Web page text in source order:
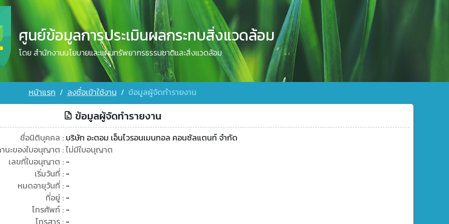
ศูนย์ข้อมูลการประเมินผลกระทบสิ่งแวดล้อม
โดย สำนักงานนโยบายและแผนทรัพยากรธรรมชาติและสิ่งแวดล้อม
หน้าแรก ลงชื่อเข้าใช้งาน ข้อมูลผู้จัดทำรายงาน
ข้อมูลผู้จัดทำรายงาน
ชื่อนิติบุคคล : บริษัท อะตอม เอ็นไวรอนเมนทอล คอนซัลแตนท์ จำกัด
นะของใบอนุญาต :ไม่มีใบอนุญาต
เลขที่ใบอนุญาต : -
เริ่มวันที่ : -
หมดอายุวันที่ : -
ที่อยู่ : -
โทรศัพท์ : -